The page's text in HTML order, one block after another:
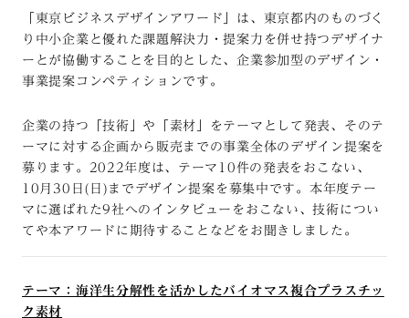
「東京ビジネスデザインアワード」は、東京都内のものづく
り中小企業と優れた課題解決力・提案力を併せ持つデザイナ
ーとが協働することを目的とした、企業参加型のデザイン・
事業提案コンペティションです。
企業の持つ「技術」や「素材」をテーマとして発表、そのテ
ーマに対する企画から販売までの事業全体のデザイン提案を
募ります。2022年度は、テーマ10件の発表をおこない、
10月30日(日)までデザイン提案を募集中です。本年度テー
マに選ばれた9社へのインタビューをおこない、技術につい
てや本アワードに期待することなどをお聞きしました。
テーマ：海洋生分解性を活かしたバイオマス複合プラスチッ
ク素材